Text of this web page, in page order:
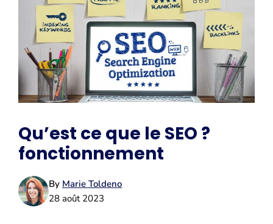
Qu’est ce que le SEO ?
fonctionnement
By Marie Toldeno
28 août 2023